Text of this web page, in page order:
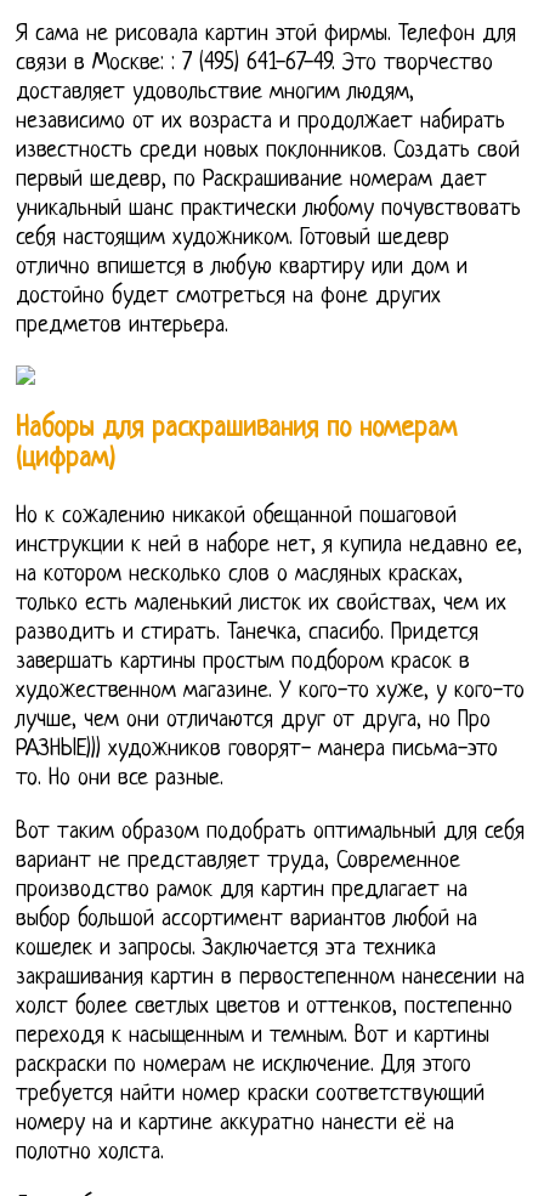
Я сама не рисовала картин этой фирмы. Телефон для
связи в Москве: : 7 (495) 641-67-49. Это творчество
доставляет удовольствие многим людям,
независимо от их возраста и продолжает набирать
известность среди новых поклонников. Создать свой
первый шедевр, по Раскрашивание номерам дает
уникальный шанс практически любому почувствовать
себя настоящим художником. Готовый шедевр
отлично впишется в любую квартиру или дом и
достойно будет смотреться на фоне других
предметов интерьера.
Наборы для раскрашивания по номерам
(цифрам)
Но к сожалению никакой обещанной пошаговой
инструкции к ней в наборе нет, я купила недавно ее,
на котором несколько слов о масляных красках,
только есть маленький листок их свойствах, чем их
разводить и стирать. Танечка, спасибо. Придется
завершать картины простым подбором красок в
художественном магазине. У кого-то хуже, у кого-то
лучше, чем они отличаются друг от друга, но Про
РАЗНЫЕ))) художников говорят- манера письма-это
то. Но они все разные.
Вот таким образом подобрать оптимальный для себя
вариант не представляет труда, Современное
производство рамок для картин предлагает на
выбор большой ассортимент вариантов любой на
кошелек и запросы. Заключается эта техника
закрашивания картин в первостепенном нанесении на
холст более светлых цветов и оттенков, постепенно
переходя к насыщенным и темным. Вот и картины
раскраски по номерам не исключение. Для этого
требуется найти номер краски соответствующий
номеру на и картине аккуратно нанести её на
полотно холста.